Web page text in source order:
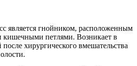
является гнойником, расположенным
петлями. Возникает в
после хирургического вмешательства